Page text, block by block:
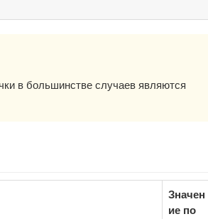
в большинстве случаев являются
Значен
ие по